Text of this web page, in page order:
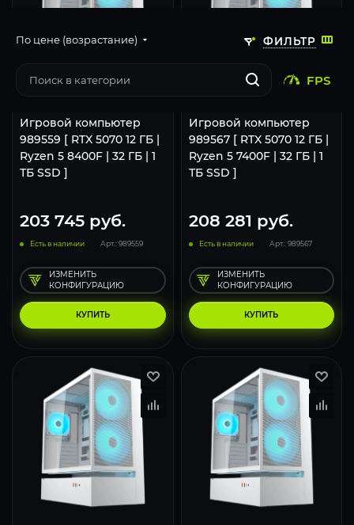
ФИЛЬТР
По цене (возрастание)
FPS
1920x1080 (FHD) 2560x1440 (2K) 3840x2160 (4K)
Игровой компьютер
989559 [ RTX 5070 12 ГБ |
Ryzen 5 8400F | 32 ГБ | 1
ТБ SSD ]
203 745 руб.
Есть в наличии Арт.: 989559
КУПИТЬ
ИЗМЕНИТЬ
КОНФИГУРАЦИЮ
1920x1080 (FHD) 2560x1440 (2K)
Игровой компьютер
989567 [ RTX 5070 12 ГБ |
Ryzen 5 7400F | 32 ГБ | 1
ТБ SSD ]
208 281 руб.
Есть в наличии Арт.: 989567
КУПИТЬ
ИЗМЕНИТЬ
КОНФИГУРАЦИЮ